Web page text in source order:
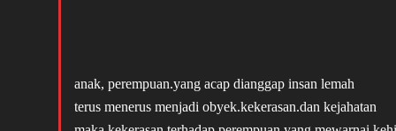
anak, perempuan.yang acap dianggap insan lemah
terus menerus menjadi obyek.kekerasan.dan kejahatan